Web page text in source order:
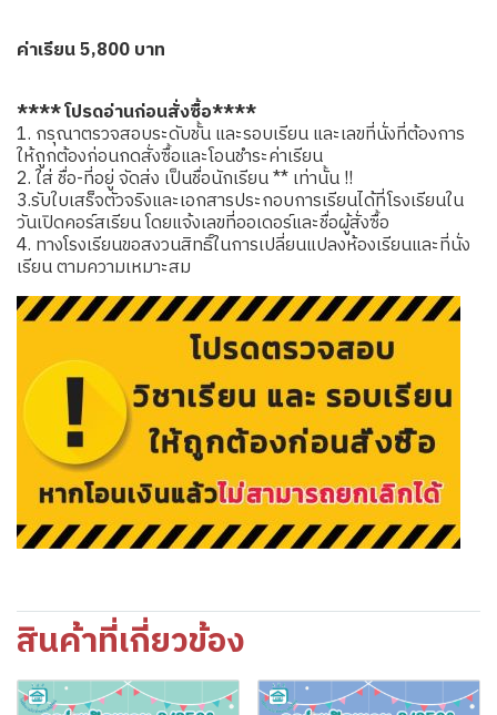
ค่าเรียน 5,800 บาท
**** โปรดอ่านก่อนสั่งซื้อ****
1. กรุณาตรวจสอบระดับชั้น และรอบเรียน และเลขที่นั่งที่ต้องการ
ให้ถูกต้องก่อนกดสั่งซื้อและโอนชำระค่าเรียน
2. ใส่ ชื่อ-ที่อยู่ จัดส่ง เป็นชื่อนักเรียน ** เท่านั้น !!
3.รับใบเสร็จตัวจริงและเอกสารประกอบการเรียนได้ที่โรงเรียนใน
วันเปิดคอร์สเรียน โดยแจ้งเลขที่ออเดอร์และชื่อผู้สั่งซื้อ
4. ทางโรงเรียนขอสงวนสิทธิ์ในการเปลี่ยนแปลงห้องเรียนและที่นั่ง
เรียน ตามความเหมาะสม
สินค้าที่เกี่ยวข้อง